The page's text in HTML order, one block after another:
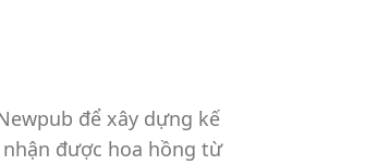
để xây dựng kế
được hoa hồng từ